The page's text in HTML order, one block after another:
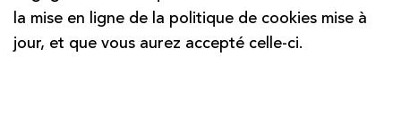
la mise en ligne de la politique de cookies mise à
jour, et que vous aurez accepté celle-ci.